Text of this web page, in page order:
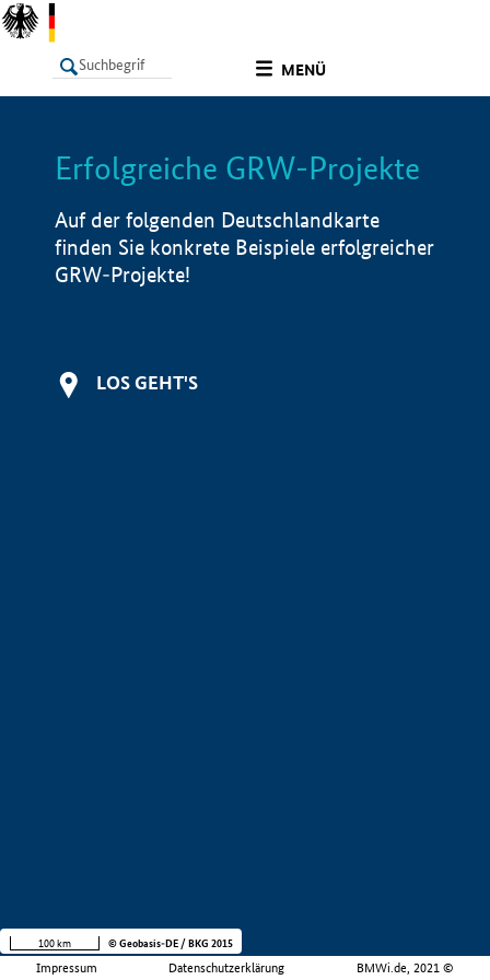
MENÜ
LISTE Info
Erfolgreiche GRW-Projekte
Auf der folgenden Deutschlandkarte
finden Sie konkrete Beispiele erfolgreicher
GRW-Projekte!
LOS GEHT'S
Impressum Datenschutzerklärung BMWi.de, 2021 ©
100 km © Geobasis-DE / BKG 2015